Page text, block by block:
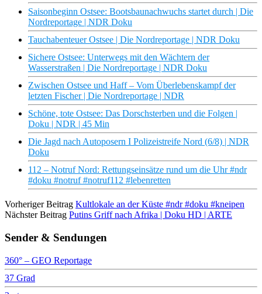
Saisonbeginn Ostsee: Bootsbaunachwuchs startet durch | Die
Nordreportage | NDR Doku
Tauchabenteuer Ostsee | Die Nordreportage | NDR Doku
Sichere Ostsee: Unterwegs mit den Wächtern der
Wasserstraßen | Die Nordreportage | NDR Doku
Zwischen Ostsee und Haff – Vom Überlebenskampf der
letzten Fischer | Die Nordreportage | NDR
Schöne, tote Ostsee: Das Dorschsterben und die Folgen |
Doku | NDR | 45 Min
Die Jagd nach Autoposern I Polizeistreife Nord (6/8) | NDR
Doku
112 – Notruf Nord: Rettungseinsätze rund um die Uhr #ndr
#doku #notruf #notruf112 #lebenretten
Vorheriger Beitrag Kultlokale an der Küste #ndr #doku #kneipen
Nächster Beitrag Putins Griff nach Afrika | Doku HD | ARTE
Sender & Sendungen
360° – GEO Reportage
37 Grad